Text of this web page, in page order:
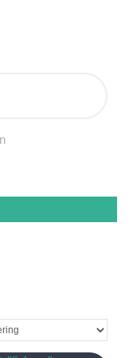
Login/registreren